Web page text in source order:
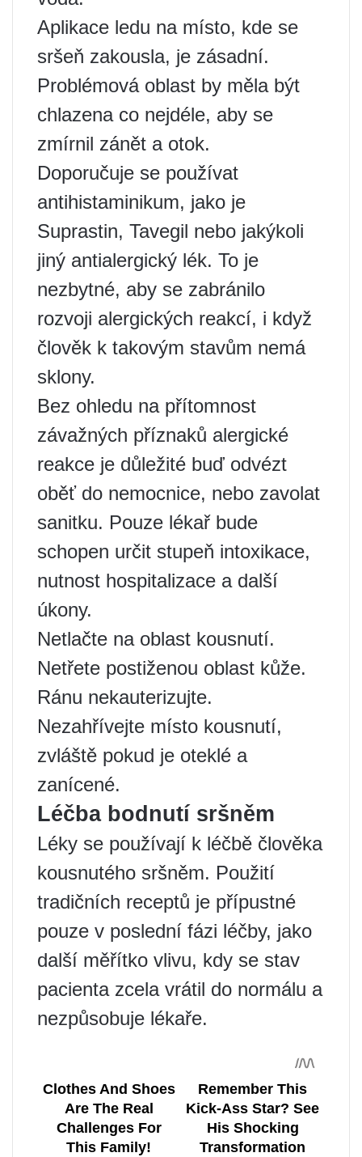
Aplikace ledu na místo, kde se
sršeň zakousla, je zásadní.
Problémová oblast by měla být
chlazena co nejdéle, aby se
zmírnil zánět a otok.
Doporučuje se používat
antihistaminikum, jako je
Suprastin, Tavegil nebo jakýkoli
jiný antialergický lék. To je
nezbytné, aby se zabránilo
rozvoji alergických reakcí, i když
člověk k takovým stavům nemá
sklony.
Bez ohledu na přítomnost
závažných příznaků alergické
reakce je důležité buď odvézt
oběť do nemocnice, nebo zavolat
sanitku. Pouze lékař bude
schopen určit stupeň intoxikace,
nutnost hospitalizace a další
úkony.
Netlačte na oblast kousnutí.
Netřete postiženou oblast kůže.
Ránu nekauterizujte.
Nezahřívejte místo kousnutí,
zvláště pokud je oteklé a
zanícené.
Léčba bodnutí sršněm
Léky se používají k léčbě člověka
kousnutého sršněm. Použití
tradičních receptů je přípustné
pouze v poslední fázi léčby, jako
další měřítko vlivu, kdy se stav
pacienta zcela vrátil do normálu a
nezpůsobuje lékaře.